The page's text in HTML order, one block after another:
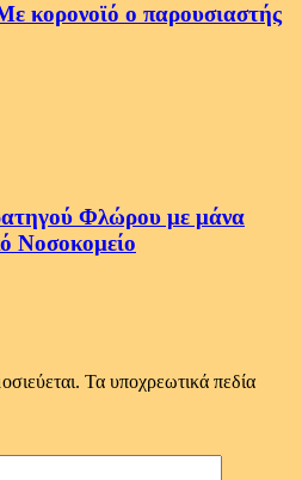
κορονοϊό ο παρουσιαστής
Φλώρου με μάνα
Νοσοκομείο
Τα υποχρεωτικά πεδία